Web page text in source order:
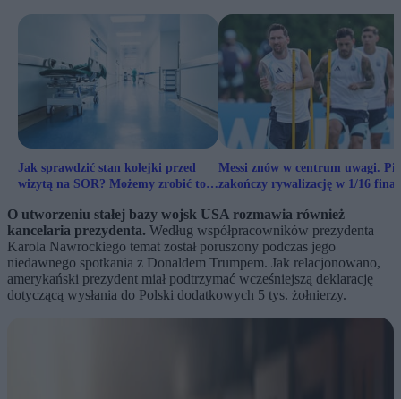
Jak sprawdzić stan kolejki przed
wizytą na SOR? Możemy zrobić to
Messi znów w centrum uwagi.
zakończy rywalizację w 1/16
O utworzeniu stałej bazy wojsk USA rozmawia również
kancelaria prezydenta. Według współpracowników prezydenta
Karola Nawrockiego temat został poruszony podczas jego
niedawnego spotkania z Donaldem Trumpem. Jak relacjonowano,
amerykański prezydent miał podtrzymać wcześniejszą deklarację
dotyczącą wysłania do Polski dodatkowych 5 tys. żołnierzy.